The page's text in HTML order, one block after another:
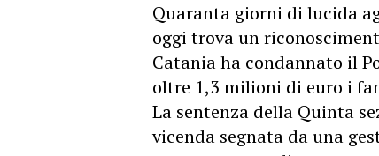
Quaranta giorni di lucida
oggi trova un
Catania ha condannato il
oltre 1,3 milioni di euro i
La sentenza della Quinta
vicenda segnata da una